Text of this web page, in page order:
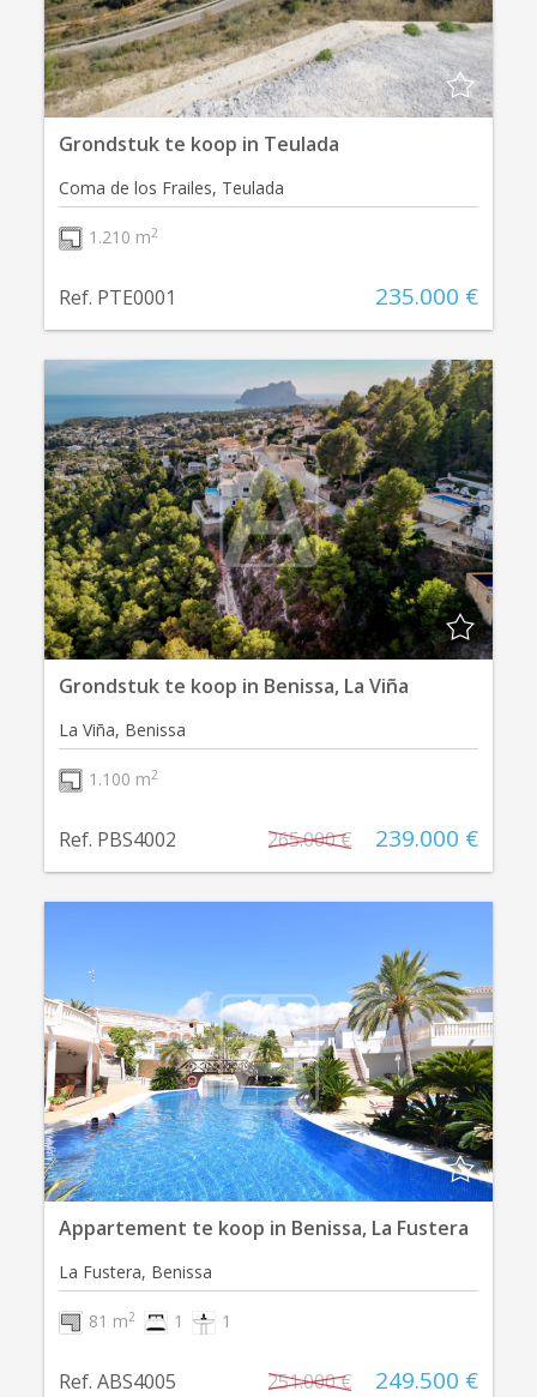
Grondstuk te koop in Teulada
Coma de los Frailes, Teulada
1.210 m2
Ref. PTE0001 235.000 €
Grondstuk te koop in Benissa, La Viña
La Viña, Benissa
1.100 m2
Ref. PBS4002 265.000 € 239.000 €
Appartement te koop in Benissa, La Fustera
La Fustera, Benissa
81 m2 1 1
Ref. ABS4005 251.000 € 249.500 €